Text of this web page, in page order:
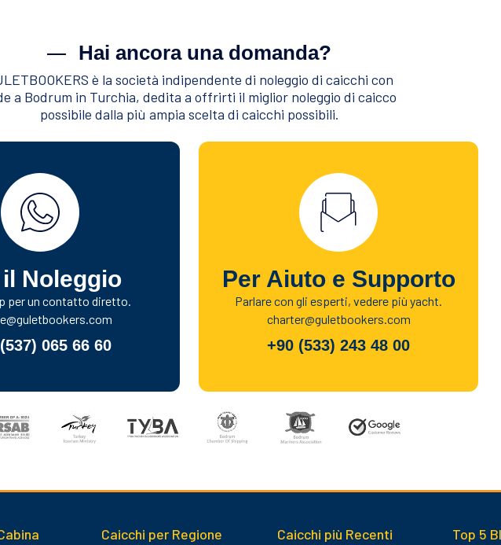
Hai ancora una domanda?
è la società indipendente di noleggio di caicchi con
a Bodrum in Turchia, dedita a offrirti il miglior noleggio di caicco
possibile dalla più ampia scelta di caicchi possibili.
il Noleggio
per un contatto diretto.
065 66 60
Per Aiuto e Supporto
Parlare con gli esperti, vedere più yacht.
charter@guletbookers.com
+90 (533) 243 48 00
Caicchi per Regione Caicchi più Recenti Top 5